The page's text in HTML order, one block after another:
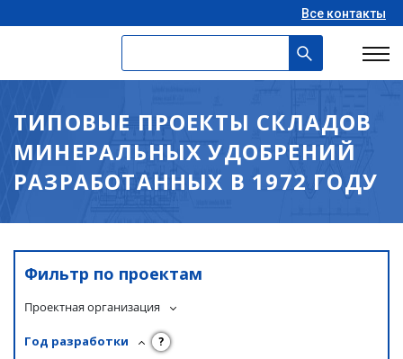
Все контакты
ТИПОВЫЕ ПРОЕКТЫ СКЛАДОВ
МИНЕРАЛЬНЫХ УДОБРЕНИЙ
РАЗРАБОТАННЫХ В 1972 ГОДУ
Фильтр по проектам
Проектная организация
Год разработки ?